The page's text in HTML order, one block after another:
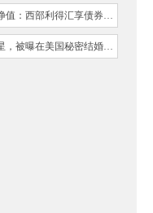
8月9日基金净值：西部利得汇享债券A最新净值1.2609，跌0.1%
韩国人气女星，被曝在美国秘密结婚，新郎是一位年长的非名人